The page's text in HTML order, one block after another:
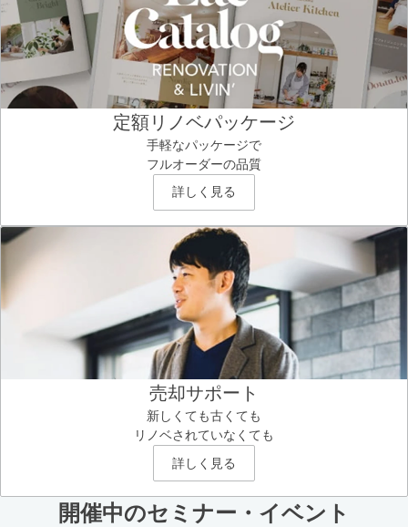
定額リノベパッケージ
手軽なパッケージで
フルオーダーの品質
詳しく見る
売却サポート
新しくても古くても
リノベされていなくても
詳しく見る
開催中のセミナー・イベント